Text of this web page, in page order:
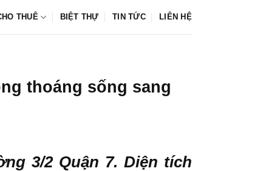
THUÊ BIỆT THỰ TIN TỨC LIÊN HỆ
thoáng sống sang
3/2 Quận 7. Diện tích